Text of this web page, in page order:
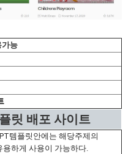
가능
릿 배포 사이트
템플릿안에는 해당주제의
하게 사용이 가능하다.